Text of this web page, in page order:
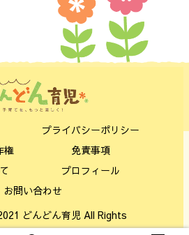
プライバシーポリシー
権
免責事項
プロフィール
お問い合わせ
どんどん育児 All Rights